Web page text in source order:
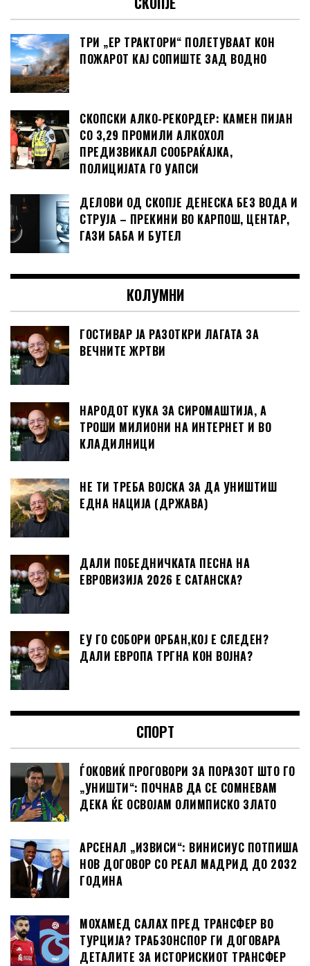
ТРИ „ЕР ТРАКТОРИ“ ПОЛЕТУВААТ КОН
ПОЖАРОТ КАЈ СОПИШТЕ ЗАД ВОДНО
СКОПСКИ АЛКО-РЕКОРДЕР: КАМЕН ПИЈАН
СО 3,29 ПРОМИЛИ АЛКОХОЛ
ПРЕДИЗВИКАЛ СООБРАЌАЈКА,
ПОЛИЦИЈАТА ГО УАПСИ
ДЕЛОВИ ОД СКОПЈЕ ДЕНЕСКА БЕЗ ВОДА И
СТРУЈА – ПРЕКИНИ ВО КАРПОШ, ЦЕНТАР,
ГАЗИ БАБА И БУТЕЛ
КОЛУМНИ
ГОСТИВАР ЈА РАЗОТКРИ ЛАГАТА ЗА
ВЕЧНИТЕ ЖРТВИ
НАРОДОТ КУКА ЗА СИРОМАШТИЈА, А
ТРОШИ МИЛИОНИ НА ИНТЕРНЕТ И ВО
КЛАДИЛНИЦИ
НЕ ТИ ТРЕБА ВОЈСКА ЗА ДА УНИШТИШ
ЕДНА НАЦИЈА (ДРЖАВА)
ДАЛИ ПОБЕДНИЧКАТА ПЕСНА НА
ЕВРОВИЗИЈА 2026 Е САТАНСКА?
ЕУ ГО СОБОРИ ОРБАН,КОЈ Е СЛЕДЕН?
ДАЛИ ЕВРОПА ТРГНА КОН ВОЈНА?
СПОРТ
ЃОКОВИЌ ПРОГОВОРИ ЗА ПОРАЗОТ ШТО ГО
„УНИШТИ“: ПОЧНАВ ДА СЕ СОМНЕВАМ
ДЕКА ЌЕ ОСВОЈАМ ОЛИМПИСКО ЗЛАТО
АРСЕНАЛ „ИЗВИСИ“: ВИНИСИУС ПОТПИША
НОВ ДОГОВОР СО РЕАЛ МАДРИД ДО 2032
ГОДИНА
МОХАМЕД САЛАХ ПРЕД ТРАНСФЕР ВО
ТУРЦИЈА? ТРАБЗОНСПОР ГИ ДОГОВАРА
ДЕТАЛИТЕ ЗА ИСТОРИСКИОТ ТРАНСФЕР